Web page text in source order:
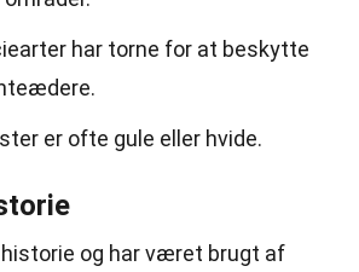
har torne for at beskytte
er ofte gule eller hvide.
og har været brugt af